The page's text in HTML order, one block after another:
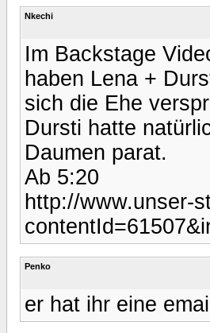
Nkechi
Im Backstage
haben Lena +
sich die Ehe
Dursti hatte
Daumen parat.
Ab 5:20
http://www.unser-
Penko
er hat ihr eine